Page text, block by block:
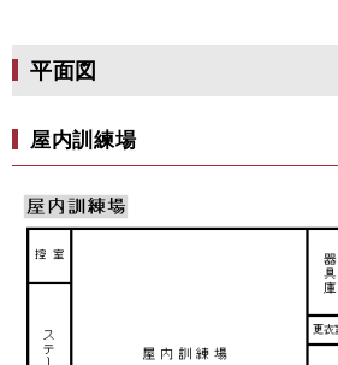
す
。 平面図
屋内訓練場